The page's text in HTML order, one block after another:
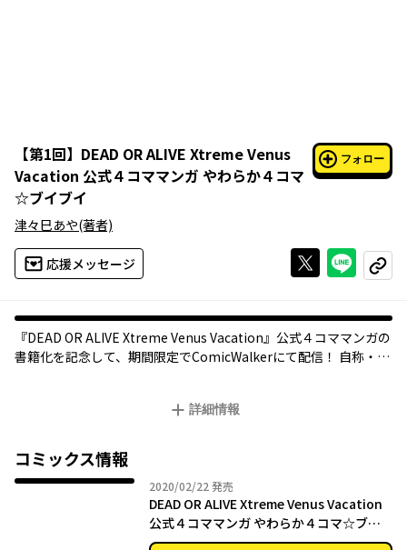
【第1回】 DEAD OR ALIVE Xtreme Venus
Vacation 公式４コママンガ やわらか４コマ
☆ブイブイ
フォロー
津々巳あや(著者)
応援メッセージ Xで投稿する
ライン
コピー
『DEAD OR ALIVE Xtreme Venus Vacation』公式４コママンガの
書籍化を記念して、期間限定でComicWalkerにて配信！ 自称・廃
詳細情報
コミックス情報
2020/02/22 2020年02月22日
発売
DEAD OR ALIVE Xtreme Venus Vacation
公式４コママンガ やわらか４コマ☆ブイ
ブイ